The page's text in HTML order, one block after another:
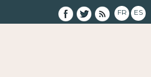
FR ES